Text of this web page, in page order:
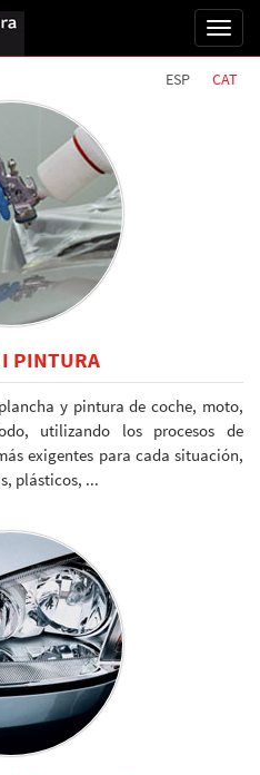
ESP
CAT
PINTURA
y pintura de coche, moto,
utilizando los procesos de
exigentes para cada situación,
plásticos, ...